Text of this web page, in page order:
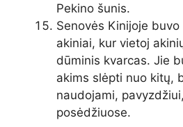
Pekino šunis.
Senovės Kinijoje
akiniai, kur vietoj
dūminis kvarcas. Jie
akims slėpti nuo kitų,
naudojami,
posėdžiuose.